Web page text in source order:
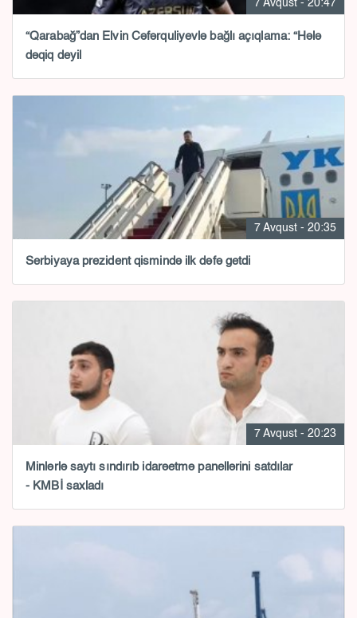
7 Avqust - 20:47
“Qarabağ”dan Elvin Cəfərquliyevlə bağlı açıqlama: “Hələ
dəqiq deyil
7 Avqust - 20:35
Serbiyaya prezident qismində ilk dəfə getdi
7 Avqust - 20:23
Minlərlə saytı sındırıb idarəetmə panellərini satdılar
- KMBİ saxladı